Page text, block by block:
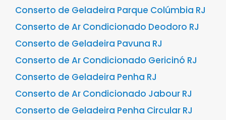
Conserto de Geladeira Parque Colúmbia RJ
Conserto de Ar Condicionado Deodoro RJ
Conserto de Geladeira Pavuna RJ
Conserto de Ar Condicionado Gericinó RJ
Conserto de Geladeira Penha RJ
Conserto de Ar Condicionado Jabour RJ
Conserto de Geladeira Penha Circular RJ